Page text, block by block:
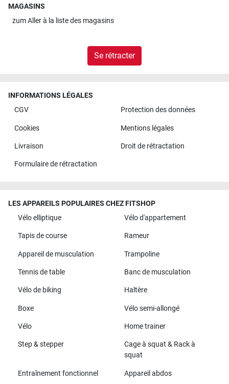
MAGASINS
zumAller à la liste des magasins
Se rétracter
INFORMATIONS LÉGALES
CGV
Protection des données
Cookies Mentions légales
Livraison Droit de rétractation
Formulaire de rétractation
LES APPAREILS POPULAIRES CHEZ FITSHOP
Vélo elliptique
Vélo d'appartement
Tapis de course Rameur
Appareil de musculation Trampoline
Tennis de table Banc de musculation
Vélo de biking Haltère
Boxe Vélo semi-allongé
Vélo Home trainer
Step & stepper
Cage à squat & Rack à
squat
Entraînement fonctionnel Appareil abdos